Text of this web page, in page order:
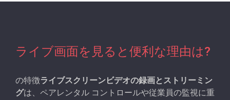
ライブ画面を見ると便利な理由は?
の特徴ライブスクリーンビデオの録画とストリーミン
グは、ペアレンタル コントロールや従業員の監視に重